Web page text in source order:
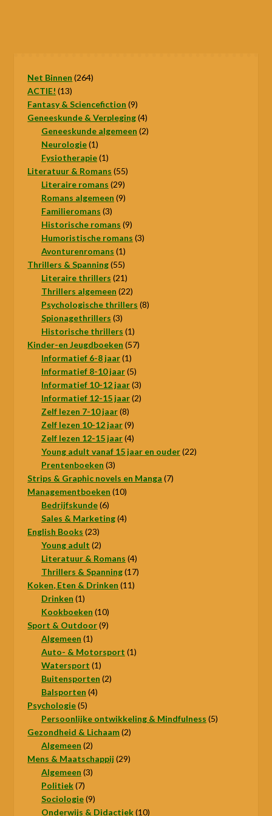
Net Binnen 264264
ACTIE! 1313
producten
Fantasy & Sciencefiction 99
producten
Geneeskunde & Verpleging 44
producten
Geneeskunde algemeen 22
Neurologie 11
product
Fysiotherapie 11
product
Literatuur & Romans 5555
Literaire romans 2929
producten
Romans algemeen 99
Familieromans 33
producten
Historische romans 99
producten
Humoristische romans 33
Avonturenromans 11
product
Thrillers & Spanning 5555
producten
Literaire thrillers 2121
producten
Thrillers algemeen 2222
producten
Psychologische thrillers 88
Spionagethrillers 33
producten
Historische thrillers 11
product
Kinder-en Jeugdboeken 5757
Informatief 6-8 jaar 11
product
Informatief 8-10 jaar 55
producten
Informatief 10-12 jaar 33
producten
Informatief 12-15 jaar 22
Zelf lezen 7-10 jaar 88
producten
Zelf lezen 10-12 jaar 99
producten
Zelf lezen 12-15 jaar 44
producten
Young adult vanaf 15 jaar en ouder 2222
Prentenboeken 33
producten
Strips & Graphic novels en Manga 77
Managementboeken 1010
Bedrijfskunde 66
producten
Sales & Marketing 44
English Books 2323
producten
Young adult 22
producten
Literatuur & Romans 44
producten
Thrillers & Spanning 1717
Koken, Eten & Drinken 1111
Drinken 11
product
Kookboeken 1010
producten
Sport & Outdoor 99
Algemeen 11
product
Auto- & Motorsport 11
Watersport 11
product
Buitensporten 22
Balsporten 44
Psychologie 55
producten
Persoonlijke ontwikkeling & Mindfulness 55
Gezondheid & Lichaam 22
Algemeen 22
producten
Mens & Maatschappij 2929
Algemeen 33
Politiek 77
producten
Sociologie 99
producten
Onderwijs & Didactiek 1010